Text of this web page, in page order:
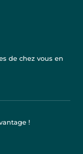
de chez vous en
!